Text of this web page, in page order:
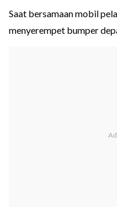
Saat bersamaan mobil
menyerempet bumper